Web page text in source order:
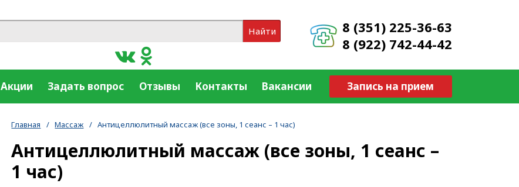
8 (351) 225-36-63
8 (922) 742-44-42
Найти
Запись на прием
Акции Задать вопрос Отзывы Контакты Вакансии
Главная / Массаж / Антицеллюлитный массаж (все зоны, 1 сеанс – 1 час)
Антицеллюлитный массаж (все зоны, 1 сеанс –
1 час)